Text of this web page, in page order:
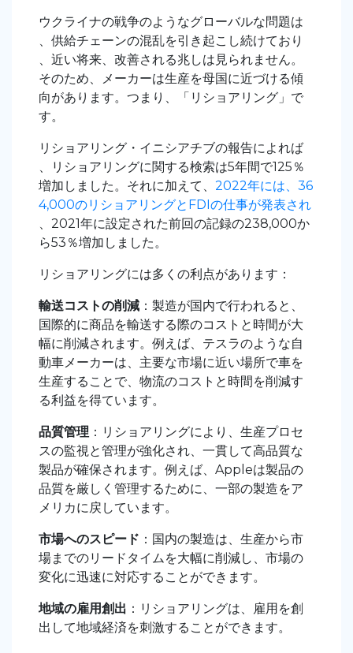
ウクライナの戦争のようなグローバルな問題は
、供給チェーンの混乱を引き起こし続けており
、近い将来、改善される兆しは見られません。
そのため、メーカーは生産を母国に近づける傾
向があります。つまり、「リショアリング」で
す。
リショアリング・イニシアチブの報告によれば
、リショアリングに関する検索は5年間で125％
増加しました。それに加えて、 2022年には、36
4,000のリショアリングとFDIの仕事が発表され
、2021年に設定された前回の記録の238,000か
ら53％増加しました。
リショアリングには多くの利点があります：
輸送コストの削減 ：製造が国内で行われると、
国際的に商品を輸送する際のコストと時間が大
幅に削減されます。例えば、テスラのような自
動車メーカーは、主要な市場に近い場所で車を
生産することで、物流のコストと時間を削減す
る利益を得ています。
品質管理 ：リショアリングにより、生産プロセ
スの監視と管理が強化され、一貫して高品質な
製品が確保されます。例えば、Appleは製品の
品質を厳しく管理するために、一部の製造をア
メリカに戻しています。
市場へのスピード ：国内の製造は、生産から市
場までのリードタイムを大幅に削減し、市場の
変化に迅速に対応することができます。
地域の雇用創出 ：リショアリングは、雇用を創
出して地域経済を刺激することができます。